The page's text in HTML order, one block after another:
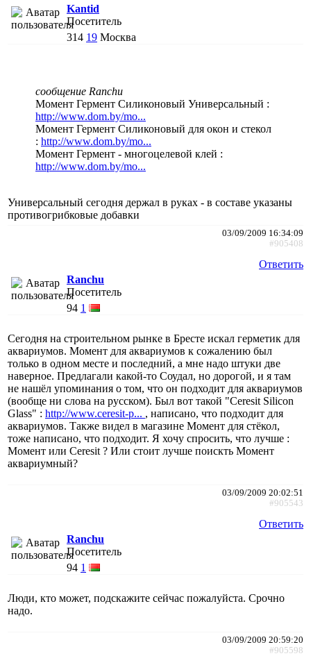
Kantid
Посетитель
314 19 Москва
сообщение Ranchu
Момент Гермент Силиконовый Универсальный :
http://www.dom.by/mo...
Момент Гермент Силиконовый для окон и стекол
: http://www.dom.by/mo...
Момент Гермент - многоцелевой клей :
http://www.dom.by/mo...
Универсальный сегодня держал в руках - в составе указаны
противогрибковые добавки
03/09/2009 16:34:09
#905408
Ответить
Ranchu
Посетитель
94 1
Сегодня на строительном рынке в Бресте искал герметик для
аквариумов. Момент для аквариумов к сожалению был
только в одном месте и последний, а мне надо штуки две
наверное. Предлагали какой-то Соудал, но дорогой, и я там
не нашёл упоминания о том, что он подходит для аквариумов
(вообще ни слова на русском). Был вот такой "Ceresit Silicon
Glass" : http://www.ceresit-p... , написано, что подходит для
аквариумов. Также видел в магазине Момент для стёкол,
тоже написано, что подходит. Я хочу спросить, что лучше :
Момент или Ceresit ? Или стоит лучше поискть Момент
аквариумный?
03/09/2009 20:02:51
#905543
Ответить
Ranchu
Посетитель
94 1
Люди, кто может, подскажите сейчас пожалуйста. Срочно
надо.
03/09/2009 20:59:20
#905598